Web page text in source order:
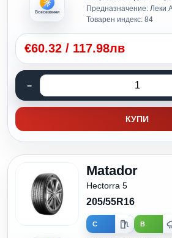
Всесезонни
Предназначение: Леки
Товарен индекс: 84
€60.32 / 117.98лв
КУПИ
Matador
Hectorra 5
205/55R16
C B